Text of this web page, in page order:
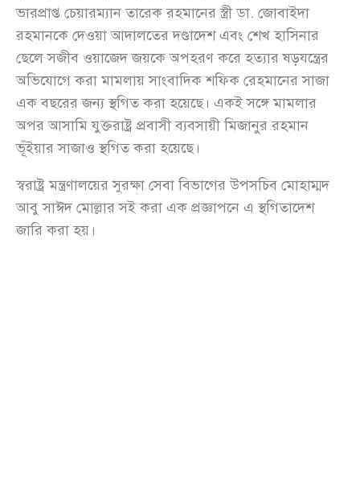
ভারপ্রাপ্ত চেয়ারম্যান তারেক রহমানের স্ত্রী ডা. জোবাইদা
রহমানকে দেওয়া আদালতের দণ্ডাদেশ এবং শেখ হাসিনার
ছেলে সজীব ওয়াজেদ জয়কে অপহরণ করে হত্যার ষড়যন্ত্রের
অভিযোগে করা মামলায় সাংবাদিক শফিক রেহমানের সাজা
এক বছরের জন্য স্থগিত করা হয়েছে। একই সঙ্গে মামলার
অপর আসামি যুক্তরাষ্ট্র প্রবাসী ব্যবসায়ী মিজানুর রহমান
ভূঁইয়ার সাজাও স্থগিত করা হয়েছে।
স্বরাষ্ট্র মন্ত্রণালয়ের সুরক্ষা সেবা বিভাগের উপসচিব মোহাম্মদ
আবু সাঈদ মোল্লার সই করা এক প্রজ্ঞাপনে এ স্থগিতাদেশ
জারি করা হয়।